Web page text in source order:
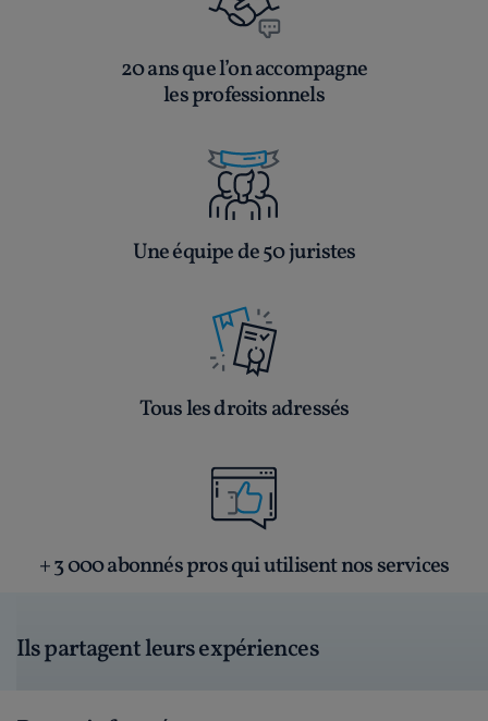
20 ans que l’on accompagne
les professionnels
Une équipe de 50 juristes
Tous les droits adressés
+ 3 000 abonnés pros qui utilisent nos services
Ils partagent leurs expériences